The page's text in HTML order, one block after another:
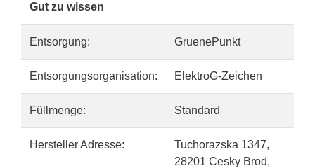
Gut zu wissen
Entsorgung: GruenePunkt
Entsorgungsorganisation: ElektroG-Zeichen
Füllmenge: Standard
Hersteller Adresse:
Tuchorazska 1347,
28201 Cesky Brod,